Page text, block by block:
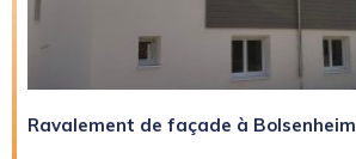
Ravalement de façade à Bolsenheim